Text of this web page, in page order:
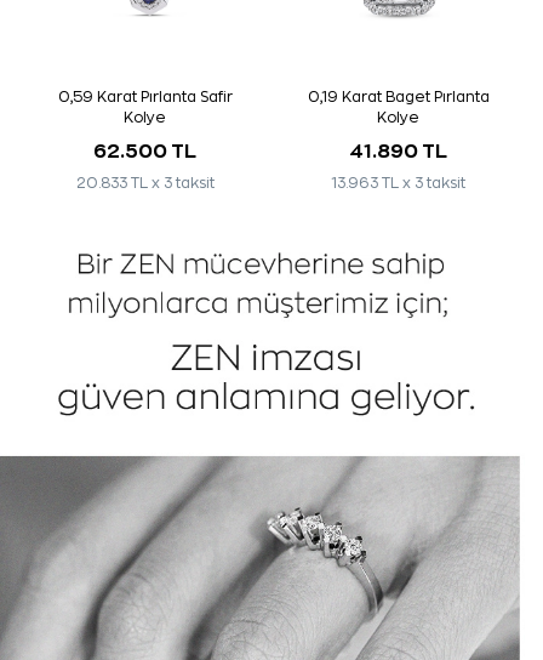
0,59 Karat Pırlanta Safir
Kolye
62.500 TL
20.833 TL x 3 taksit
0,19 Karat Baget Pırlanta
Kolye
41.890 TL
13.963 TL x 3 taksit